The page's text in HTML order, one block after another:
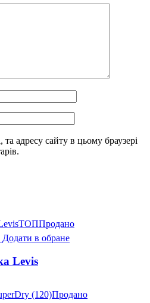
адресу сайту в цьому браузері
ТОППродано
Додати в обране
Levis
Продано